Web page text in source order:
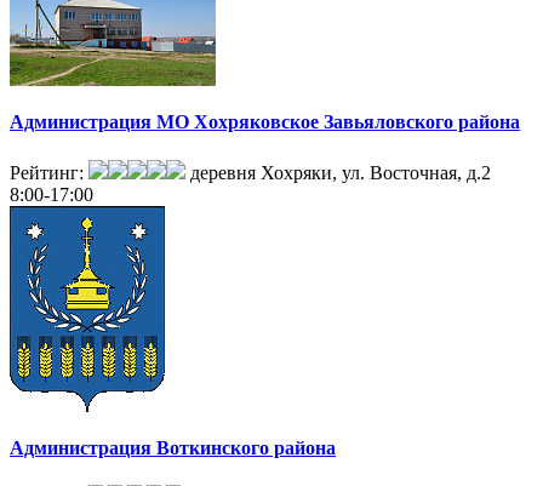
Администрация МО Хохряковское Завьяловского района
Рейтинг:
деревня Хохряки, ул. Восточная, д.2
8:00-17:00
Администрация Воткинского района